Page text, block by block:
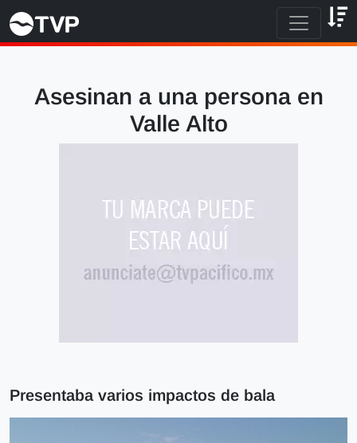
Asesinan a una persona en
Valle Alto
Presentaba varios impactos de bala